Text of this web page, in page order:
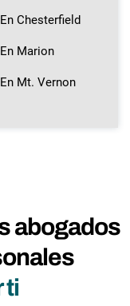
Chesterfield
Marion
Mt. Vernon
abogados
ti